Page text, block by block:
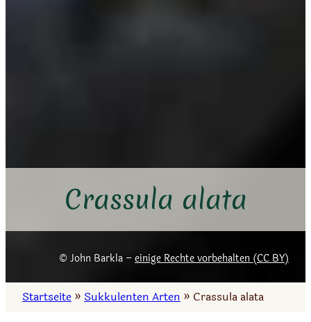
Crassula alata
John Barkla –einige Rechte vorbehalten (CC BY)
Startseite » Sukkulenten Arten » Crassula alata